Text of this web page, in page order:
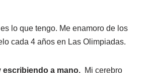
lo que tengo. Me enamoro de los
cada 4 años en Las Olimpiadas.
escribiendo a mano. Mi cerebro